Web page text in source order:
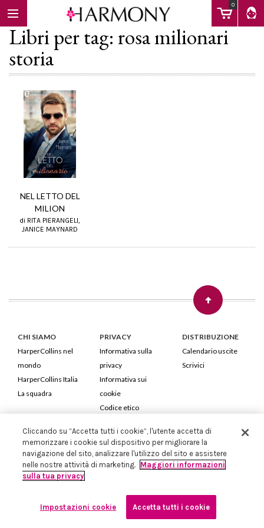
0
EBOOK
Calendario
Libri per tag: rosa milionari
storia
NEL LETTO DEL
MILION
di RITA PIERANGELI,
JANICE MAYNARD
CHI SIAMO
HarperCollins nel
mondo
HarperCollins Italia
La squadra
PRIVACY
Informativa sulla
privacy
Informativa sui
cookie
Codice etico
DISTRIBUZIONE
Calendario uscite
Scrivici
HarperCollins Italia S.p.A. Viale Monte Nero, 84 - 20135 Milano
Cod. Fiscale e P.IVA 05946780151 - Capitale Sociale 258.250 €
Iscritta in Milano al Registro delle imprese nr.198004 e REA nr.1051898
Cliccando su “Accetta tutti i cookie”, l'utente accetta di
memorizzare i cookie sul dispositivo per migliorare la
navigazione del sito, analizzare l'utilizzo del sito e assistere
nelle nostre attività di marketing. Maggiori informazioni
sulla tua privacy
Impostazioni cookie Accetta tutti i cookie